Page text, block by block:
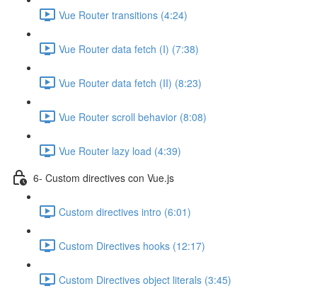
Vue Router transitions (4:24)
Vue Router data fetch (I) (7:38)
Vue Router data fetch (II) (8:23)
Vue Router scroll behavior (8:08)
Vue Router lazy load (4:39)
6- Custom directives con Vue.js
Custom directives intro (6:01)
Custom Directives hooks (12:17)
Custom Directives object literals (3:45)